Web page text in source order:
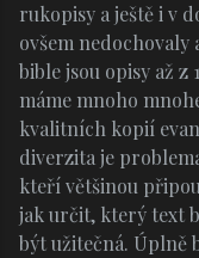
rukopisy a ještě i v
ovšem
bible jsou opisy až z
máme mnoho
kvalitních kopií
diverzita je
kteří většinou
jak určit, který text
být užitečná. Úplně